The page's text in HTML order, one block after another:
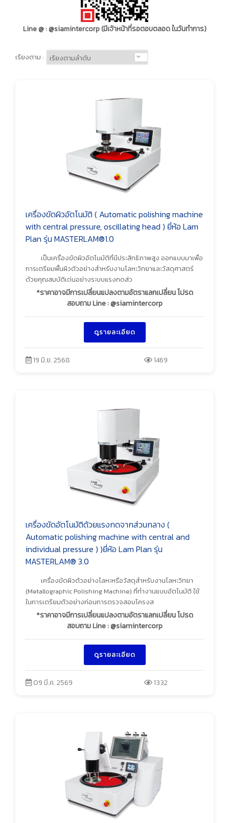
Line @ : @siamintercorp (มีเจ้าหน้าที่รอตอบตลอด ในวันทำการ)
เรียงตาม :
เครื่องขัดผิวอัตโนมัติ ( Automatic polishing machine
with central pressure, oscillating head ) ยี่ห้อ Lam
Plan รุ่น MASTERLAM®1.0
เป็นเครื่องขัดผิวอัตโนมัติที่มีประสิทธิภาพสูง ออกแบบมาเพื่อ
การเตรียมพื้นผิวตัวอย่างสำหรับงานโลหะวิทยาและวัสดุศาสตร์
ด้วยคุณสมบัติเด่นอย่างระบบแรงกดส่ว
*ราคาอาจมีการเปลี่ยนแปลงตามอัตราแลกเปลี่ยน โปรด
สอบถาม Line : @siamintercorp
ดูรายละเอียด
19 มิ.ย. 2568 1469
เครื่องขัดอัตโนมัติด้วยแรงกดจากส่วนกลาง (
Automatic polishing machine with central and
individual pressure ) )ยี่ห้อ Lam Plan รุ่น
MASTERLAM® 3.0
เครื่องขัดผิวตัวอย่างโลหะหรือวัสดุสำหรับงานโลหะวิทยา
(Metallographic Polishing Machine) ที่ทำงานแบบอัตโนมัติ ใช้
ในการเตรียมตัวอย่างก่อนการตรวจสอบโครงส
*ราคาอาจมีการเปลี่ยนแปลงตามอัตราแลกเปลี่ยน โปรด
สอบถาม Line : @siamintercorp
ดูรายละเอียด
09 มี.ค. 2569 1332